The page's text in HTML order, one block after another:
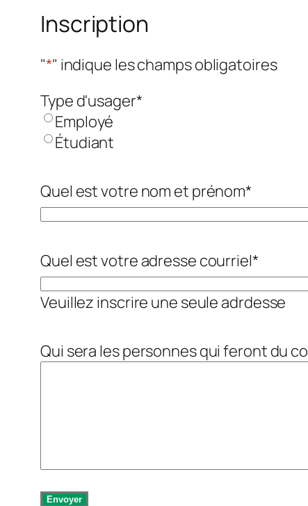
Inscription
"*" indique les champs obligatoires
Type d'usager*
Employé
Étudiant
Quel est votre nom et prénom*
Quel est votre adresse courriel*
Veuillez inscrire une seule adrdesse
Qui sera les personnes qui feront du